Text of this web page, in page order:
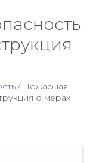
/ Пожарная
о мерах